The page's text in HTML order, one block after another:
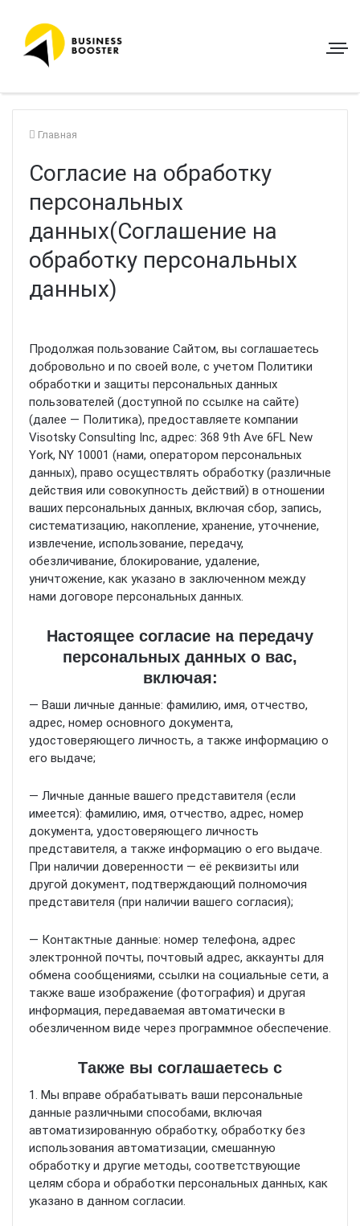
Главная
Согласие на обработку
персональных
данных(Соглашение на
обработку персональных
данных)
Продолжая пользование Сайтом, вы соглашаетесь
добровольно и по своей воле, с учетом Политики
обработки и защиты персональных данных
пользователей (доступной по ссылке на сайте)
(далее — Политика), предоставляете компании
Visotsky Consulting Inc, адрес: 368 9th Ave 6FL New
York, NY 10001 (нами, оператором персональных
данных), право осуществлять обработку (различные
действия или совокупность действий) в отношении
ваших персональных данных, включая сбор, запись,
систематизацию, накопление, хранение, уточнение,
извлечение, использование, передачу,
обезличивание, блокирование, удаление,
уничтожение, как указано в заключенном между
нами договоре персональных данных.
Настоящее согласие на передачу
персональных данных о вас,
включая:
— Ваши личные данные: фамилию, имя, отчество,
адрес, номер основного документа,
удостоверяющего личность, а также информацию о
его выдаче;
— Личные данные вашего представителя (если
имеется): фамилию, имя, отчество, адрес, номер
документа, удостоверяющего личность
представителя, а также информацию о его выдаче.
При наличии доверенности — её реквизиты или
другой документ, подтверждающий полномочия
представителя (при наличии вашего согласия);
— Контактные данные: номер телефона, адрес
электронной почты, почтовый адрес, аккаунты для
обмена сообщениями, ссылки на социальные сети, а
также ваше изображение (фотография) и другая
информация, передаваемая автоматически в
обезличенном виде через программное обеспечение.
Также вы соглашаетесь с
1. Мы вправе обрабатывать ваши персональные
данные различными способами, включая
автоматизированную обработку, обработку без
использования автоматизации, смешанную
обработку и другие методы, соответствующие
целям сбора и обработки персональных данных, как
указано в данном согласии.